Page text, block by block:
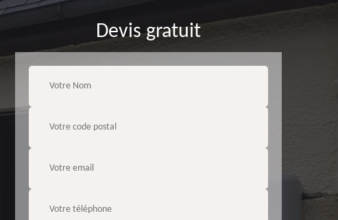
Devis gratuit